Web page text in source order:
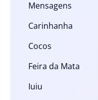
Mensagens
Carinhanha
Cocos
Feira da Mata
Iuiu